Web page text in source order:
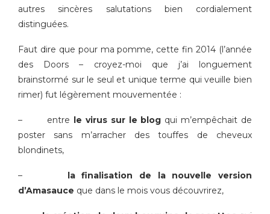
autres sincères salutations bien cordialement
distinguées.
Faut dire que pour ma pomme, cette fin 2014 (l’année
des Doors – croyez-moi que j’ai longuement
brainstormé sur le seul et unique terme qui veuille bien
rimer) fut légèrement mouvementée :
– entre le virus sur le blog qui m’empêchait de
poster sans m’arracher des touffes de cheveux
blondinets,
– la finalisation de la nouvelle version
d’Amasauce que dans le mois vous découvrirez,